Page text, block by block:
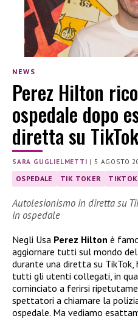
NEWS
Perez Hilton
ospedale dopo
diretta su TikTok
SARA GUGLIELMETTI |5 AGOSTO
OSPEDALE TIK TOKER TIKTOK
Autolesionismo in diretta su
in ospedale
Negli Usa Perez Hilton è
aggiornare tutti sul mondo
durante una diretta su
tutti gli utenti collegati, in
cominciato a ferirsi
spettatori a chiamare la
ospedale. Ma vediamo